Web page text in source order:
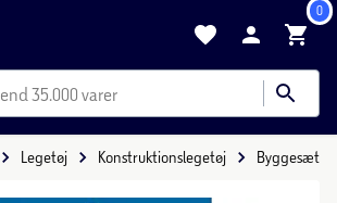
0
35.000 varer
Legetøj Konstruktionslegetøj Byggesæt